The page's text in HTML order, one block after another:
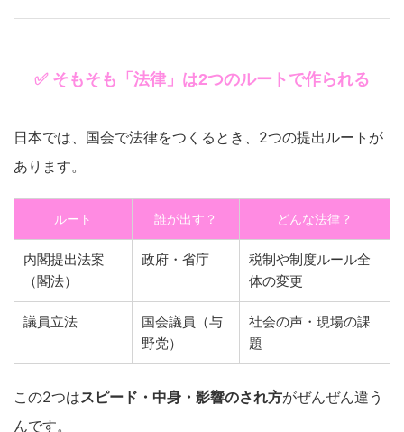
✅ そもそも「法律」は2つのルートで作られる
日本では、国会で法律をつくるとき、2つの提出ルートが
あります。
ルート 誰が出す？ どんな法律？
内閣提出法案
（閣法）
政府・省庁
税制や制度ルール全
体の変更
議員立法
国会議員（与
野党）
社会の声・現場の課
題
この2つはスピード・中身・影響のされ方がぜんぜん違う
んです。